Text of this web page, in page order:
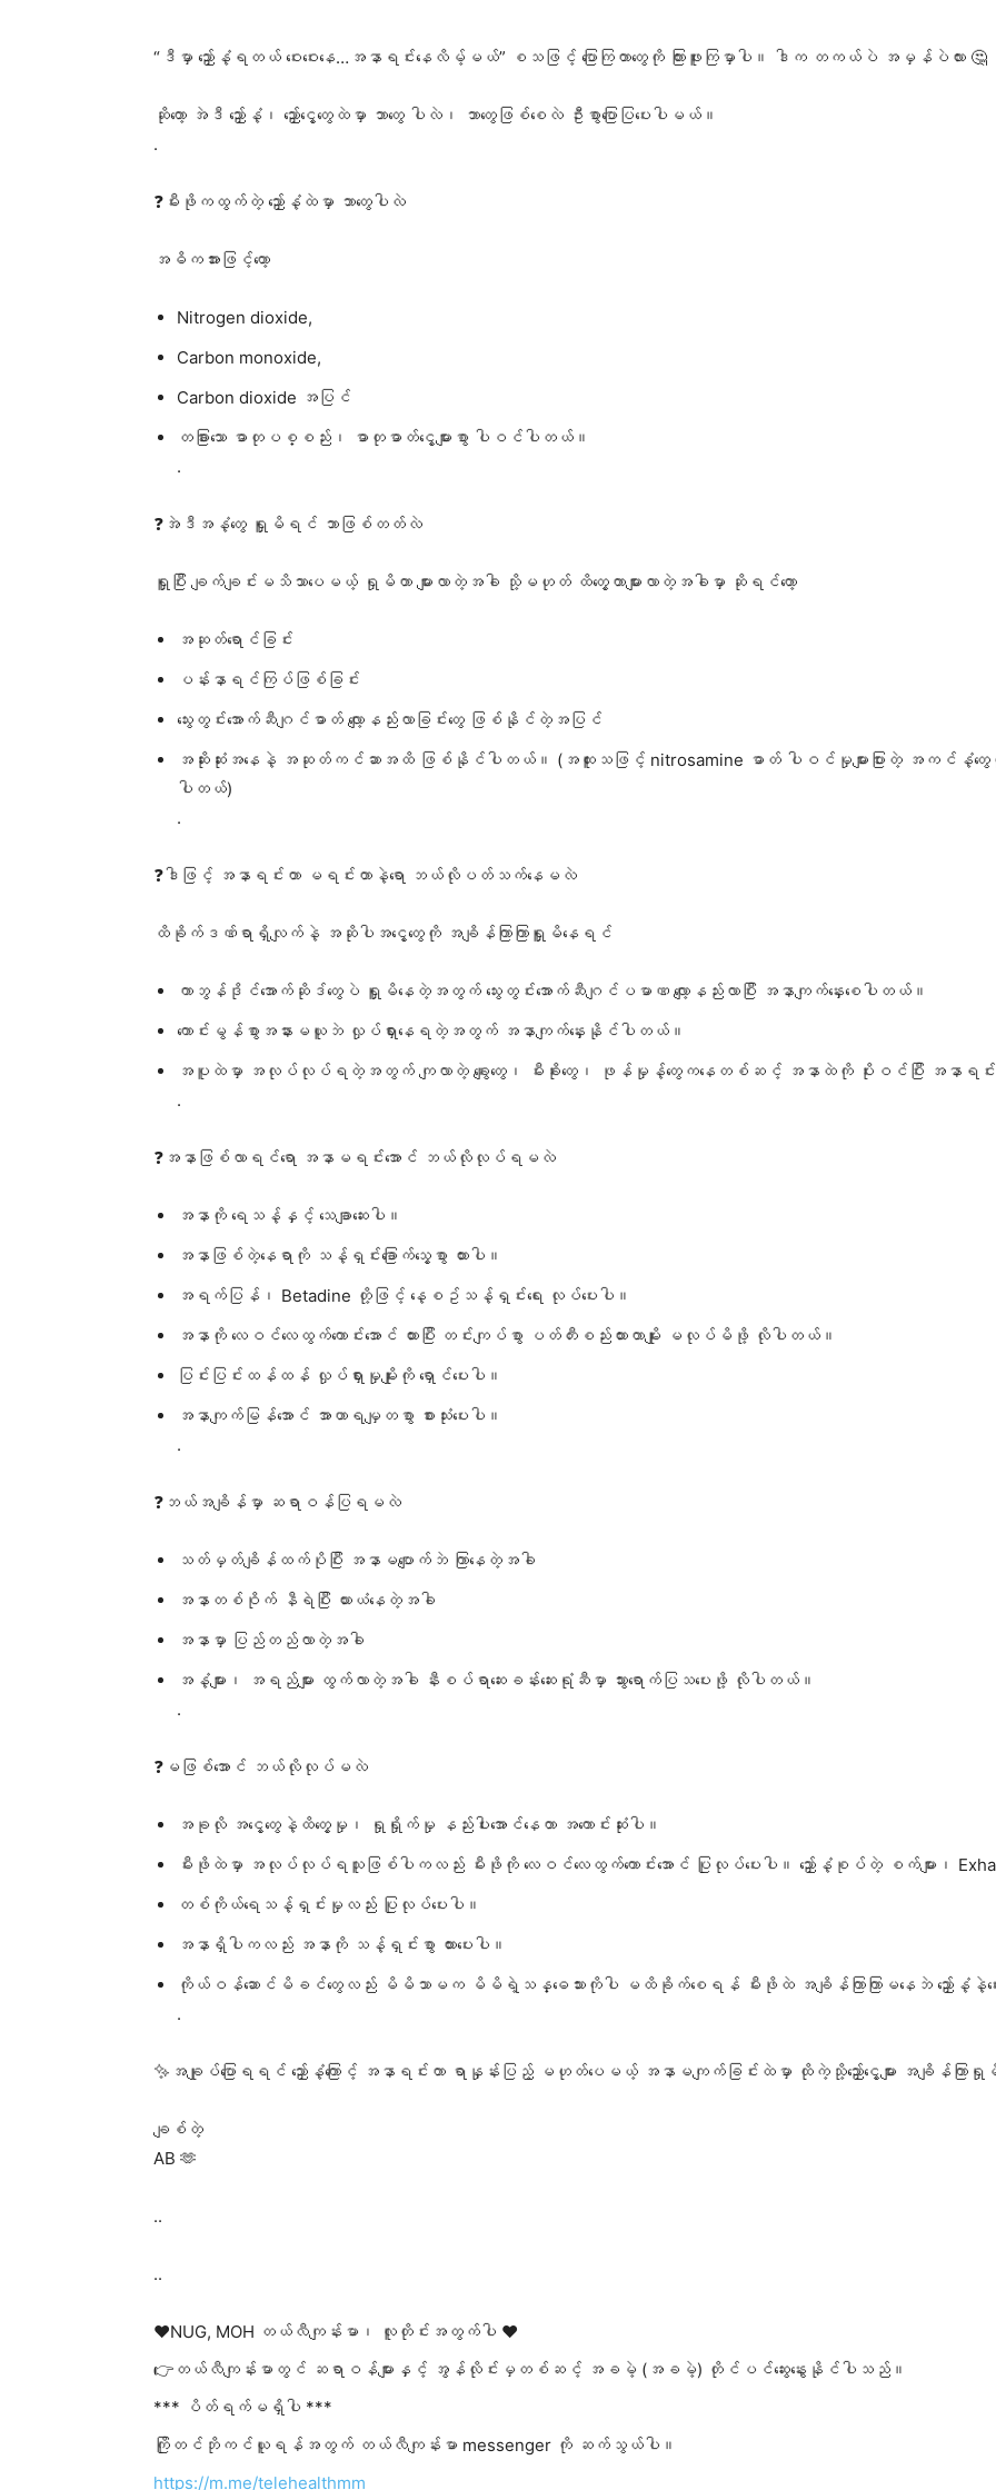
“ဒီမှာ ညှော်နံ့ရတယ် ဝေးဝေးနေ…အနာရင်းနေလိမ့်မယ်” စသဖြင့် ပြောကြတာတွေကို ကြားဖူးကြမှာပါ။ ဒါက တကယ်ပဲ အမှန်ပဲလား 🤔
ဆိုတော့ အဲဒီ ညှော်နံ့၊ ညှော်ငွေ့တွေထဲမှာ ဘာတွေ ပါလဲ၊ ဘာတွေဖြစ်စေလဲ ဦးစွာပြောပြပေးပါမယ်။
.
❓မီးဖိုကထွက်တဲ့ ညှော်နံ့ထဲမှာ ဘာတွေပါလဲ
အဓိကအားဖြင့်တော့
Nitrogen dioxide,
Carbon monoxide,
Carbon dioxide အပြင်
တခြားသော ဓာတုပစ္စည်း၊ ဓာတုဓာတ်ငွေ့များစွာ ပါဝင်ပါတယ်။
.
❓အဲဒီအနံ့တွေ ရှူမိရင် ဘာဖြစ်တတ်လဲ
ရှူပြီး ချက်ချင်းမသိသာပေမယ့် ရှုမိတာ များလာတဲ့အခါ သို့မဟုတ် ထိတွေ့တာများလာတဲ့အခါမှာ ဆိုရင်တော့
အဆုတ်ရောင်ခြင်း
ပန်းနာရင်ကြပ်ဖြစ်ခြင်း
သွေးတွင်းအောက်ဆီဂျင်ဓာတ် လျော့နည်းလာခြင်းတွေ ဖြစ်နိုင်တဲ့အပြင်
အဆိုးဆုံးအနေနဲ့ အဆုတ်ကင်ဆာအထိ ဖြစ်နိုင်ပါတယ်။ (အထူးသဖြင့် nitrosamine ဓာတ် ပါဝင်မှုများပြားတဲ့ အကင်နံ့တွ
ပါတယ်)
.
❓ဒါဖြင့် အနာရင်းတာ မရင်းတာနဲ့ရော ဘယ်လိုပတ်သက်နေမလဲ
ထိခိုက်ဒဏ်ရာရှိလျက်နဲ့ အဆိုပါအငွေ့တွေကို အချိန်ကြာကြာရှူမိနေရင်
ကာဘွန်ဒိုင်အောက်ဆိုဒ်တွေပဲ ရှူမိနေတဲ့အတွက် သွေးတွင်းအောက်ဆီဂျင်ပမာဏ လျော့နည်းလာပြီး အနာကျက်နှေးစေပါတယ်။
ကောင်းမွန်စွာအနားမယူဘဲ လှုပ်ရှားနေရတဲ့အတွက် အနာကျက်နှေးနိုင်ပါတယ်။
အပူထဲမှာ အလုပ်လုပ်ရတဲ့အတွက် ကျလာတဲ့ ချွေးတွေ၊ မီးခိုးတွေ၊ ဖုန်မှုန့်တွေကနေတစ်ဆင့် အနာထဲကို ပိုးဝင်ပြီး အနာရင်
.
❓အနာဖြစ်လာရင်ရော အနာမရင်းအောင် ဘယ်လိုလုပ်ရမလဲ
အနာကို ရေသန့်နှင့် သေချာဆေးပါ။
အနာဖြစ်တဲ့နေရာကို သန့်ရှင်းခြောက်သွေ့စွာ ထားပါ။
အရက်ပြန်၊ Betadine တို့ဖြင့် နေ့စဥ်သန့်ရှင်းရေး လုပ်ပေးပါ။
အနာကို လေဝင်လေထွက်ကောင်းအောင် ထားပြီး တင်းကျပ်စွာ ပတ်တီးစည်းထားတာမျိုး မလုပ်မိဖို့ လိုပါတယ်။
ပြင်းပြင်းထန်ထန် လှုပ်ရှားမှုမျိုးကို ရှောင်ပေးပါ။
အနာကျက်မြန်အောင် အာဟာရမျှတစွာ စားသုံးပေးပါ။
.
❓ဘယ်အချိန်မှာ ဆရာဝန်ပြရမလဲ
သတ်မှတ်ချိန်ထက်ပိုပြီး အနာမပျောက်ဘဲ ကြာနေတဲ့အခါ
အနာတစ်ဝိုက် နီရဲပြီး ယားယံနေတဲ့အခါ
အနာမှာ ပြည်တည်လာတဲ့အခါ
အနံ့များ၊ အရည်များ ထွက်လာတဲ့အခါ နီးစပ်ရာဆေးခန်းဆေးရုံဆီမှာ သွားရောက်ပြသပေးဖို့ လိုပါတယ်။
.
❓မဖြစ်အောင် ဘယ်လိုလုပ်မလဲ
အခုလို အငွေ့တွေနဲ့ထိတွေ့မှု၊ ရှုရှိုက်မှု နည်းပါးအောင်နေတာ အကောင်းဆုံးပါ။
မီးဖိုထဲမှာ အလုပ်လုပ်ရသူဖြစ်ပါကလည်း မီးဖိုကို လေဝင်လေထွက်ကောင်းအောင် ပြုလုပ်ပေးပါ။ ညှော်နံ့စုပ်တဲ့ စက်များ၊
တစ်ကိုယ်ရေသန့်ရှင်းမှုလည်း ပြုလုပ်ပေးပါ။
အနာရှိပါကလည်း အနာကို သန့်ရှင်းစွာ ထားပေးပါ။
ကိုယ်ဝန်ဆောင်မိခင်တွေလည်း မိမိသာမက မိမိရဲ့သန္ဓေသားကိုပါ မထိခိုက်စေရန် မီးဖိုထဲ အချိန်ကြာကြာမနေဘဲ ညှော်နံ့နဲ့ဝေးဝ
.
✨အချုပ်ပြောရရင် ညှော်နံ့ကြောင့် အနာရင်းတာ ရာနှုန်းပြည့် မဟုတ်ပေမယ့် အနာမကျက်ခြင်းထဲမှာ ထိုကဲ့သို့ညှော်ငွေ့များ အချိ
ချစ်တဲ့
AB 🫶
..
..
❤️NUG, MOH တယ်လီကျန်းမာ၊ လူတိုင်းအတွက်ပါ ❤️
👉တယ်လီကျန်းမာတွင် ဆရာဝန်များနှင့် အွန်လိုင်းမှတစ်ဆင့် အခမဲ့ (အခမဲ့) တိုင်ပင်ဆွေးနွေးနိုင်ပါသည်။
*** ပိတ်ရက်မရှိပါ ***
ကြိုတင်ဘိုကင်ယူရန်အတွက် တယ်လီကျန်းမာ messenger ကို ဆက်သွယ်ပါ။
https://m.me/telehealthmm